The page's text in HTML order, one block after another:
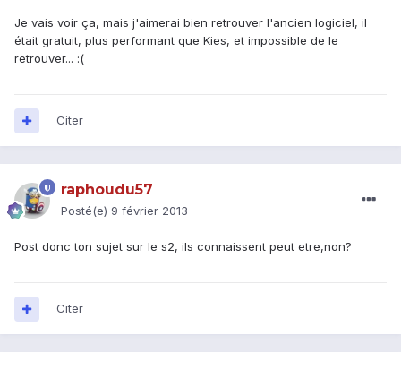
Je vais voir ça, mais j'aimerai bien retrouver l'ancien logiciel, il
était gratuit, plus performant que Kies, et impossible de le
retrouver... :(
Citer
raphoudu57
Posté(e) 9 février 2013
Post donc ton sujet sur le s2, ils connaissent peut etre,non?
Citer